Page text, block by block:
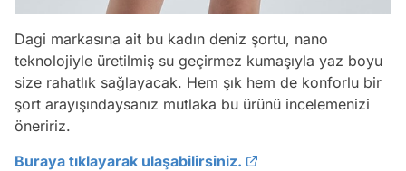
Dagi markasına ait bu kadın deniz şortu, nano
teknolojiyle üretilmiş su geçirmez kumaşıyla yaz boyu
size rahatlık sağlayacak. Hem şık hem de konforlu bir
şort arayışındaysanız mutlaka bu ürünü incelemenizi
öneririz.
Buraya tıklayarak ulaşabilirsiniz.